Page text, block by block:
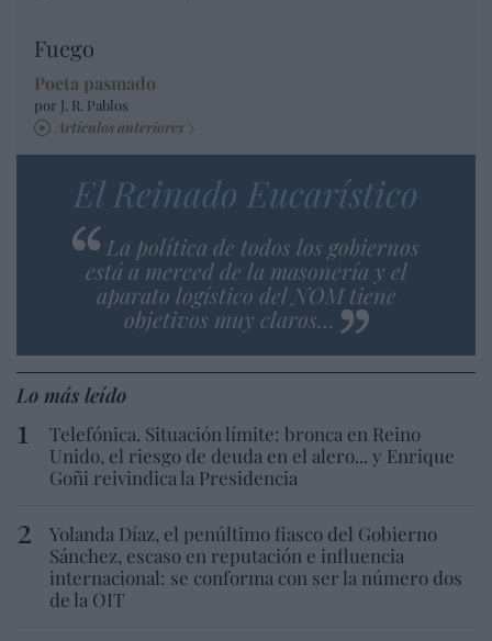
Fuego
Poeta pasmado
por J. R. Pablos
Artículos anteriores
El Reinado Eucarístico
La política de todos los gobiernos
está a merced de la masonería y el
aparato logístico del NOM tiene
objetivos muy claros…
Lo más leído
Telefónica. Situación límite: bronca en Reino
Unido, el riesgo de deuda en el alero... y Enrique
Goñi reivindica la Presidencia
Yolanda Díaz, el penúltimo fiasco del Gobierno
Sánchez, escaso en reputación e influencia
internacional: se conforma con ser la número dos
de la OIT